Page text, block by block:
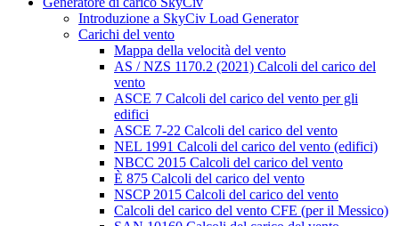
Introduzione a SkyCiv Load Generator
Carichi del vento
Mappa della velocità del vento
AS / NZS 1170.2 (2021) Calcoli del carico del
vento
ASCE 7 Calcoli del carico del vento per gli
edifici
ASCE 7-22 Calcoli del carico del vento
NEL 1991 Calcoli del carico del vento (edifici)
NBCC 2015 Calcoli del carico del vento
È 875 Calcoli del carico del vento
NSCP 2015 Calcoli del carico del vento
Calcoli del carico del vento CFE (per il Messico)